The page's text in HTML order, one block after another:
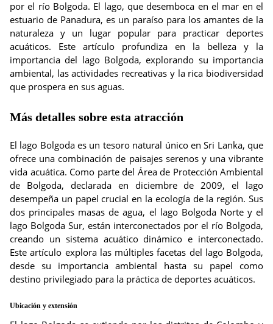
por el río Bolgoda. El lago, que desemboca en el mar en el
estuario de Panadura, es un paraíso para los amantes de la
naturaleza y un lugar popular para practicar deportes
acuáticos. Este artículo profundiza en la belleza y la
importancia del lago Bolgoda, explorando su importancia
ambiental, las actividades recreativas y la rica biodiversidad
que prospera en sus aguas.
Más detalles sobre esta atracción
El lago Bolgoda es un tesoro natural único en Sri Lanka, que
ofrece una combinación de paisajes serenos y una vibrante
vida acuática. Como parte del Área de Protección Ambiental
de Bolgoda, declarada en diciembre de 2009, el lago
desempeña un papel crucial en la ecología de la región. Sus
dos principales masas de agua, el lago Bolgoda Norte y el
lago Bolgoda Sur, están interconectados por el río Bolgoda,
creando un sistema acuático dinámico e interconectado.
Este artículo explora las múltiples facetas del lago Bolgoda,
desde su importancia ambiental hasta su papel como
destino privilegiado para la práctica de deportes acuáticos.
Ubicación y extensión